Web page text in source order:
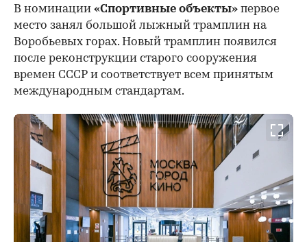
В номинации «Спортивные объекты» первое
место занял большой лыжный трамплин на
Воробьевых горах. Новый трамплин появился
после реконструкции старого сооружения
времен СССР и соответствует всем принятым
международным стандартам.